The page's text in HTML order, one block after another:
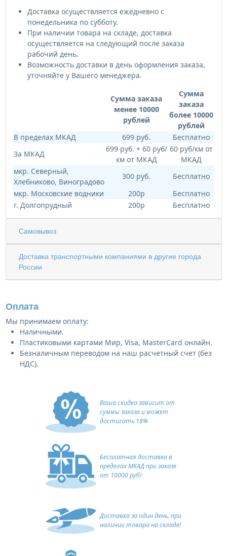
Доставка осуществляется ежедневно с
понедельника по субботу.
При наличии товара на складе, доставка
осуществляется на следующий после заказа
рабочий день.
Возможность доставки в день оформления заказа,
уточняйте у Вашего менеджера.
Сумма заказа
менее 10000
рублей
Сумма
заказа
более 10000
рублей
В пределах МКАД
699 руб.
Бесплатно
За МКАД
699 руб. + 60 руб/
км от МКАД
60 руб/км от
МКАД
мкр. Северный,
Хлебниково, Виноградово
300 руб.
Бесплатно
мкр. Московские водники
200р
Бесплатно
г. Долгопрудный
200р Бесплатно
Самовывоз
Доставка транспортными компаниями в другие города
России
Оплата
Мы принимаем оплату:
Наличными.
Пластиковыми картами Мир, Visa, MasterCard онлайн.
Безналичным переводом на наш расчетный счет (без
НДС).
Ваша скидка зависит от
суммы заказа и может
достигать 18%
Бесплатная доставка в
пределах МКАД при заказе
от 10000 руб!
Доставка за один день, при
наличии товара на складе!